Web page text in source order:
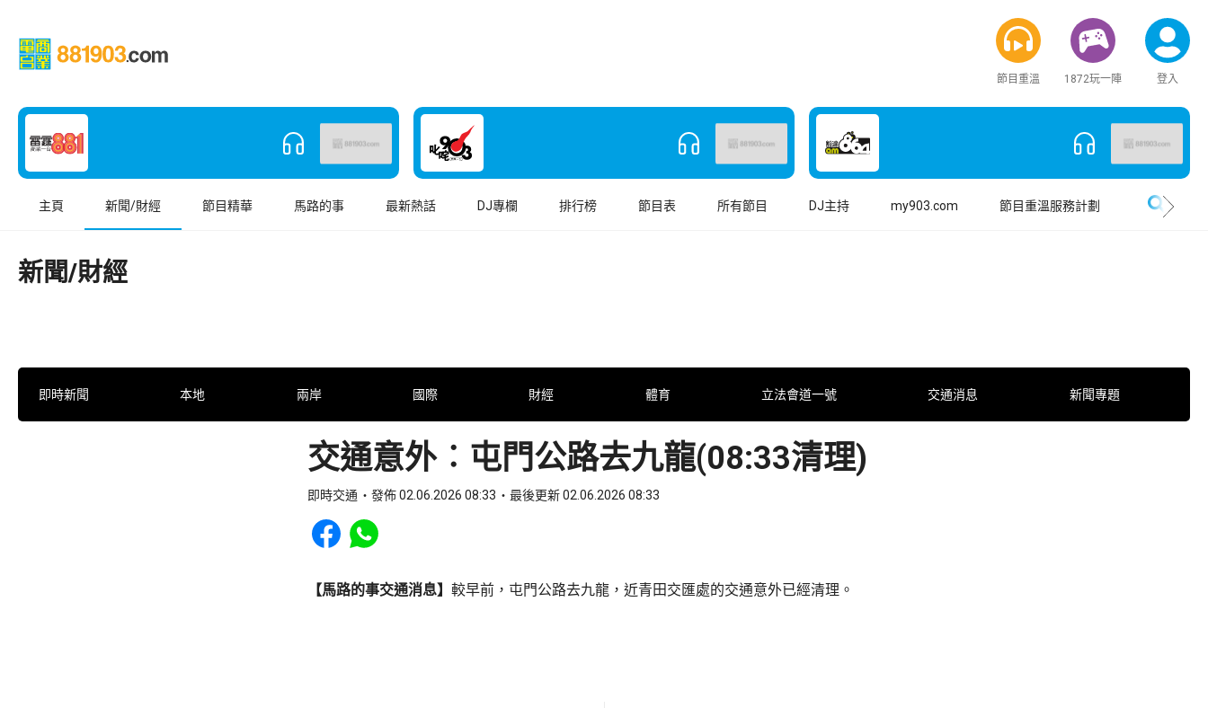
節目重溫 1872玩一陣 登入
主頁 新聞/財經 節目精華 馬路的事 最新熱話 DJ專欄 排行榜 節目表 所有節目 DJ主持 my903.com 節目重溫服務計劃
新聞/財經
即時新聞 本地 兩岸 國際 財經 體育 立法會道一號 交通消息 新聞專題
交通意外︰屯門公路去九龍(08:33清理)
即時交通 發佈 02.06.2026 08:33 最後更新 02.06.2026 08:33
Share to Facebook
Share to WhatsApp
【馬路的事交通消息】 較早前，屯門公路去九龍，近青田交匯處的交通意外已經清理。